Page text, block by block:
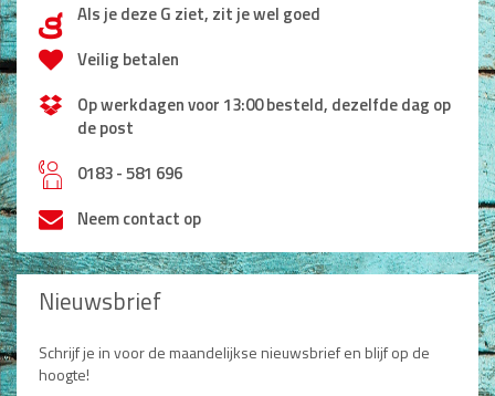
dAls je deze G ziet, zit je wel goed
Veilig betalen
Op werkdagen voor 13:00 besteld, dezelfde dag op
de post
h0183 - 581 696
Neem contact op
Nieuwsbrief
Schrijf je in voor de maandelijkse nieuwsbrief en blijf op de
hoogte!